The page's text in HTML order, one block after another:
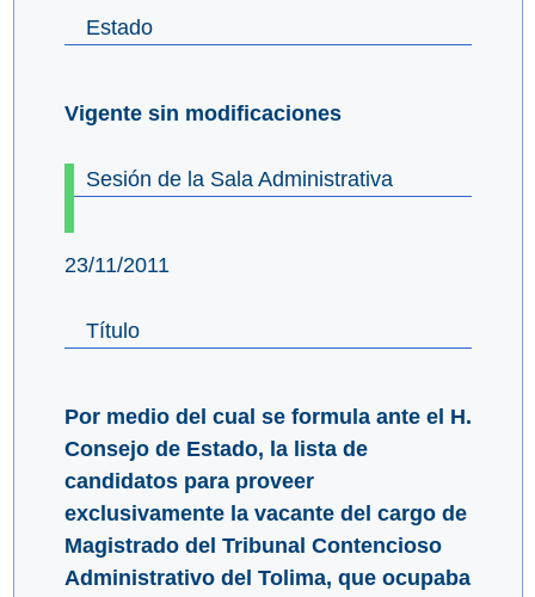
Estado
Vigente sin modificaciones
Sesión de la Sala Administrativa
23/11/2011
Título
Por medio del cual se formula ante el H.
Consejo de Estado, la lista de
candidatos para proveer
exclusivamente la vacante del cargo de
Magistrado del Tribunal Contencioso
Administrativo del Tolima, que ocupaba